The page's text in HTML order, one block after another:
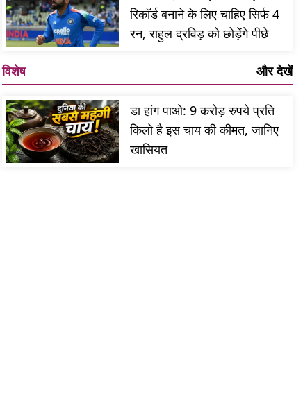
रिकॉर्ड बनाने के लिए चाहिए सिर्फ 4
रन, राहुल द्रविड़ को छोड़ेंगे पीछे
विशेष और देखें
डा हांग पाओ: 9 करोड़ रुपये प्रति
किलो है इस चाय की कीमत, जानिए
खासियत